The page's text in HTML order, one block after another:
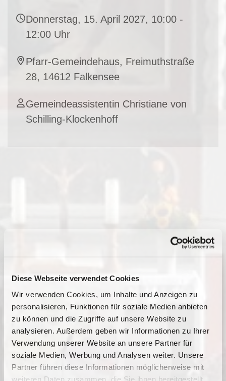
Diese Webseite verwendet Cookies
Wir verwenden Cookies, um Inhalte und Anzeigen zu
personalisieren, Funktionen für soziale Medien anbieten
zu können und die Zugriffe auf unsere Website zu
analysieren. Außerdem geben wir Informationen zu Ihrer
Verwendung unserer Website an unsere Partner für
soziale Medien, Werbung und Analysen weiter. Unsere
Partner führen diese Informationen möglicherweise mit
weiteren Daten zusammen, die Sie ihnen bereitgestellt
Donnerstag, 15. April 2027, 10:00 -
12:00 Uhr
Pfarr-Gemeindehaus, Freimuthstraße
28, 14612 Falkensee
Gemeindeassistentin Christiane von
Schilling-Klockenhoff
Dies könnte Sie auch